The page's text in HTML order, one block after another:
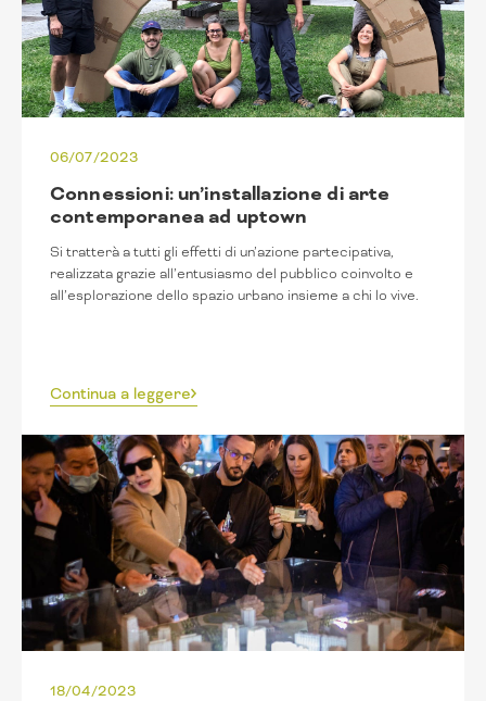
06/07/2023
Connessioni: un’installazione di arte
contemporanea ad uptown
Si tratterà a tutti gli effetti di un’azione partecipativa,
realizzata grazie all’entusiasmo del pubblico coinvolto e
all’esplorazione dello spazio urbano insieme a chi lo vive.
Continua a leggere
18/04/2023